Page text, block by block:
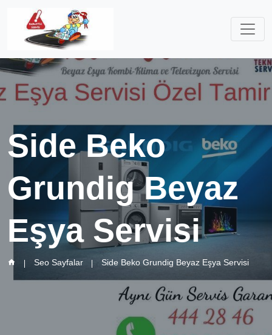
Side Beko
Grundig Beyaz
Eşya Servisi
Seo Sayfalar Side Beko Grundig Beyaz Eşya Servisi